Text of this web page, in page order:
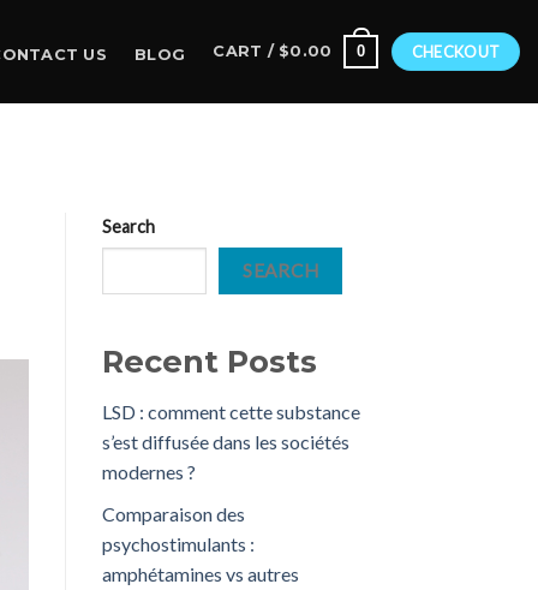
US BLOG CART / $0.00 0 CHECKOUT
Search
SEARCH
Recent Posts
LSD : comment cette substance
s’est diffusée dans les sociétés
modernes ?
Comparaison des
psychostimulants :
amphétamines vs autres